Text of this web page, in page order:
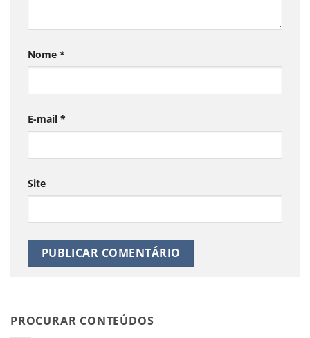
Nome *
E-mail *
Site
PROCURAR CONTEÚDOS